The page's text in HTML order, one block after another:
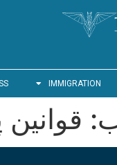
IMMIGRATION
قوانین